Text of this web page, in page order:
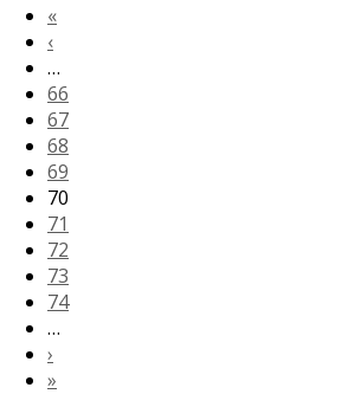
«
‹
…
66
67
68
69
70
71
72
73
74
…
›
»